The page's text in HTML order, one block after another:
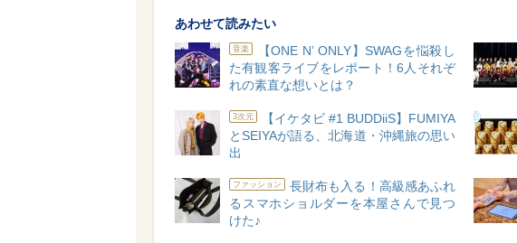
あわせて読みたい
音楽
【ONE N’ ONLY】SWAGを悩殺し
た有観客ライブをレポート！6人それぞ
れの素直な想いとは？
3次元
【イケタビ #1 BUDDiiS】FUMIYA
とSEIYAが語る、北海道・沖縄旅の思い
出
ファッション
長財布も入る！高級感あふれ
るスマホショルダーを本屋さんで見つ
けた♪